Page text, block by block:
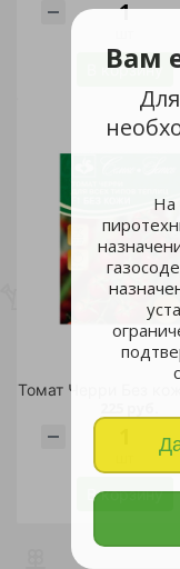
Вам
На
В корзину
В корзину